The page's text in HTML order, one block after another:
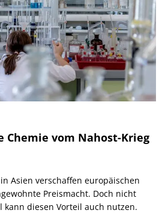
Chemie vom Nahost-Krieg
Asien verschaffen europäischen
Preismacht. Doch nicht
kann diesen Vorteil auch nutzen.